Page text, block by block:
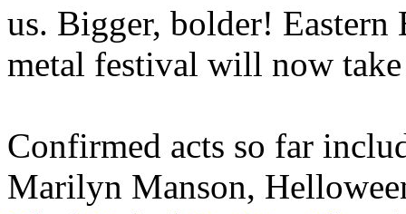
us. Bigger, bolder! Eastern
metal festival will now
Confirmed acts so far
Marilyn Manson,